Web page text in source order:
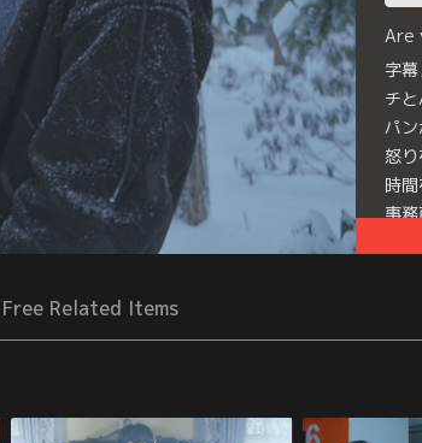
Are
字
チ
パ
怒
時
事
Free Related Items